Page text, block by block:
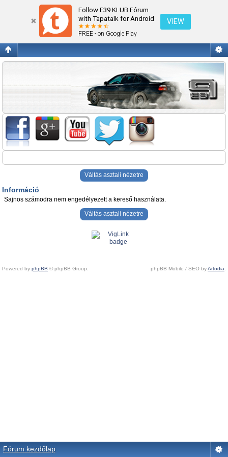
Follow E39 KLUB Fórum
with Tapatalk for Android
FREE - on Google Play
VIEW
Információ
Váltás asztali nézetre
Információ
Sajnos számodra nem engedélyezett a kereső használata.
Váltás asztali nézetre
Powered by phpBB © phpBB Group. phpBB Mobile / SEO byArtodia.
Fórum kezdőlap